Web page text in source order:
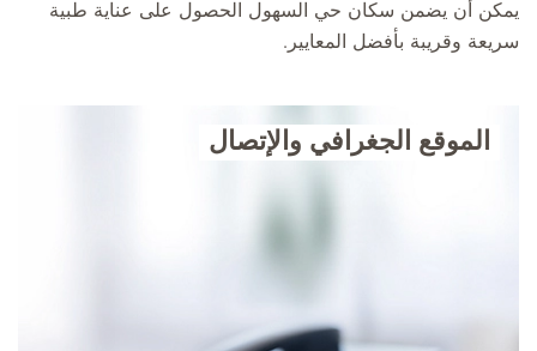
يمكن أن يضمن سكان حي السهول الحصول على عناية طبية
سريعة وقريبة بأفضل المعايير.
الموقع الجغرافي والإتصال